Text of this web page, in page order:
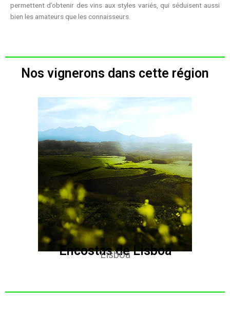
permettent d’obtenir des vins aux styles variés, qui séduisent aussi
bien les amateurs que les connaisseurs.
Nos vignerons dans cette région
Encostas de Lisboa
Lisboa